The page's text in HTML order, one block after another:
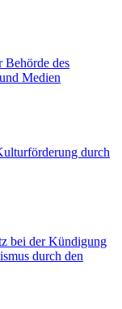
Behörde des
Medien
durch
bei der Kündigung
durch den